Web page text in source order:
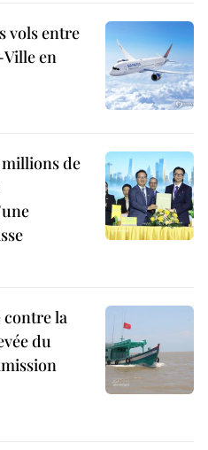
vols entre
en
de
contre la
du